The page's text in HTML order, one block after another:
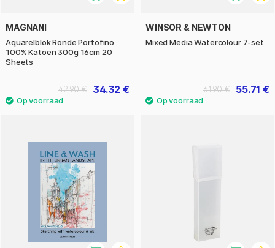
MAGNANI
Aquarelblok Ronde Portofino
100% Katoen 300g 16cm 20
Sheets
34.32 €
42.90 €
WINSOR & NEWTON
Mixed Media Watercolour 7-set
55.71 €
61.90 €